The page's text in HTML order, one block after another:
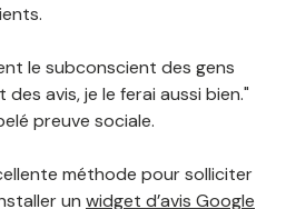
le subconscient des gens
avis, je le ferai aussi bien."
preuve sociale.
méthode pour solliciter
un widget d’avis Google